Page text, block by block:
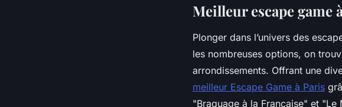
Meilleur escape game
Plonger dans l’univers des
les nombreuses options, on
arrondissements. Offrant une
meilleur Escape Game à Paris
"Braquage à la Française" et